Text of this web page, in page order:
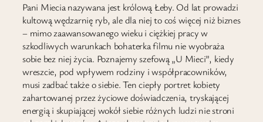
Pani Miecia nazywana jest królową Łeby. Od lat prowadzi
kultową wędzarnię ryb, ale dla niej to coś więcej niż biznes
– mimo zaawansowanego wieku i ciężkiej pracy w
szkodliwych warunkach bohaterka filmu nie wyobraża
sobie bez niej życia. Poznajemy szefową „U Mieci”, kiedy
wreszcie, pod wpływem rodziny i współpracowników,
musi zadbać także o siebie. Ten ciepły portret kobiety
zahartowanej przez życiowe doświadczenia, tryskającej
energią i skupiającej wokół siebie różnych ludzi nie stroni